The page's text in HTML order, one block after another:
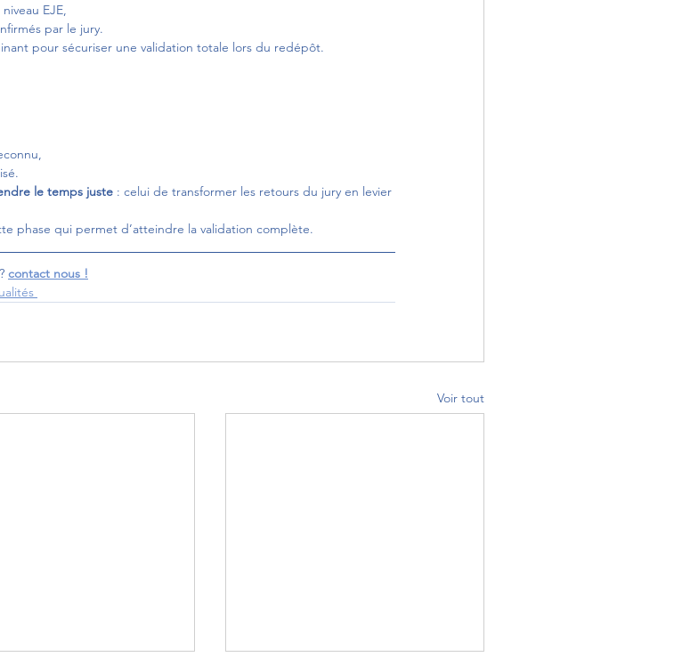
EJE,
par le jury.
pour sécuriser une validation totale lors du redépôt.
le temps juste : celui de transformer les retours du jury en levier
phase qui permet d’atteindre la validation complète.
contact nous !
Voir tout